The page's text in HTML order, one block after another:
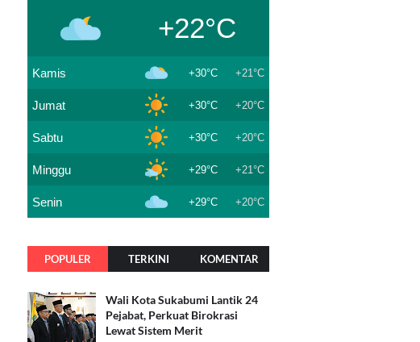
+22°C
Kamis +30°C +21°C
Jumat +30°C +20°C
Sabtu +30°C +20°C
Minggu +29°C +21°C
Senin +29°C +20°C
POPULER TERKINI KOMENTAR
Wali Kota Sukabumi Lantik 24
Pejabat, Perkuat Birokrasi
Lewat Sistem Merit